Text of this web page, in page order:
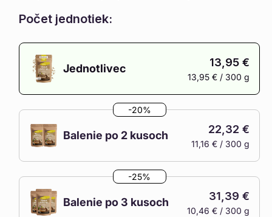
Počet jednotiek:
Jednotlivec
vypredaný
alebo
13,95 €
13,95 € / 300 g
Balenie po 2 kusoch
vypredaný
alebo
22,32 €
11,16 € / 300 g
-20%
Balenie po 3 kusoch
31,39 €
10,46 € / 300 g
-25%